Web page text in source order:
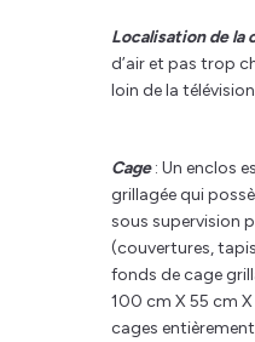
Localisation de la
d’air et pas trop
loin de la
Cage: Un enclos
grillagée qui
sous supervision
(couvertures,
fonds de cage
100 cm X 55 cm
cages